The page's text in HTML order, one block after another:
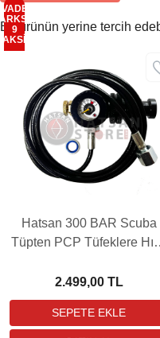
Bu ürünün yerine tercih
Hatsan 300 BAR Scuba
Tüpten PCP Tüfeklere
2.499,00 TL
VADE
9